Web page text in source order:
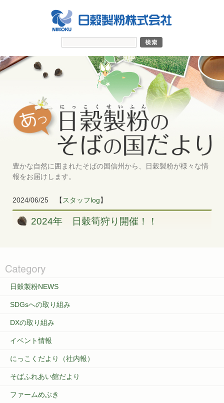
豊かな自然に囲まれたそばの国信州から、日穀製粉が様々な情
報をお届けします。
2024/06/25 【 スタッフlog】
2024年 日穀筍狩り開催！！
日穀製粉NEWS
SDGsへの取り組み
DXの取り組み
イベント情報
にっこくだより（社内報）
そばふれあい館だより
ファームめぶき